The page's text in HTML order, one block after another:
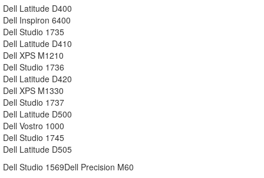
Dell Latitude D400
Dell Inspiron 6400
Dell Studio 1735
Dell Latitude D410
Dell XPS M1210
Dell Studio 1736
Dell Latitude D420
Dell XPS M1330
Dell Studio 1737
Dell Latitude D500
Dell Vostro 1000
Dell Studio 1745
Dell Latitude D505
Dell Studio 1569Dell Precision M60